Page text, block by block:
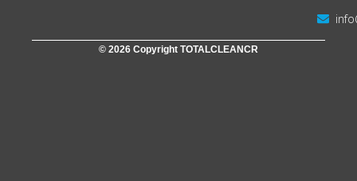
© 2026 Copyright TOTALCLEANCR